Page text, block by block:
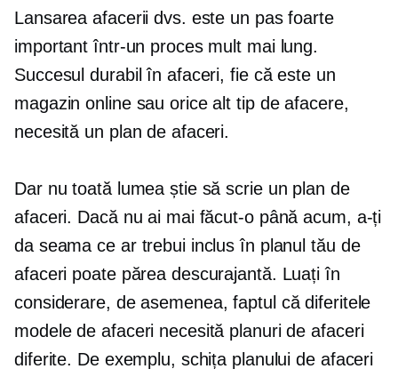
Lansarea afacerii dvs. este un pas foarte
important într-un proces mult mai lung.
Succesul durabil în afaceri, fie că este un
magazin online sau orice alt tip de afacere,
necesită un plan de afaceri.
Dar nu toată lumea știe să scrie un plan de
afaceri. Dacă nu ai mai făcut-o până acum, a-ți
da seama ce ar trebui inclus în planul tău de
afaceri poate părea descurajantă. Luați în
considerare, de asemenea, faptul că diferitele
modele de afaceri necesită planuri de afaceri
diferite. De exemplu, schița planului de afaceri